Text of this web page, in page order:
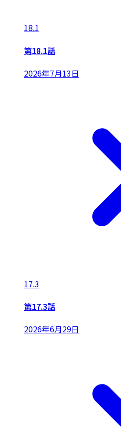
18.1
第18.1話
2026年7月13日
17.3
第17.3話
2026年6月29日